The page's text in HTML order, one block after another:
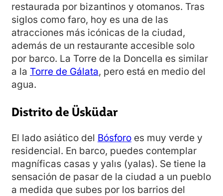
restaurada por bizantinos y otomanos. Tras
siglos como faro, hoy es una de las
atracciones más icónicas de la ciudad,
además de un restaurante accesible solo
por barco. La Torre de la Doncella es similar
a la Torre de Gálata, pero está en medio del
agua.
Distrito de Üsküdar
El lado asiático del Bósforo es muy verde y
residencial. En barco, puedes contemplar
magníficas casas y yalıs (yalas). Se tiene la
sensación de pasar de la ciudad a un pueblo
a medida que subes por los barrios del